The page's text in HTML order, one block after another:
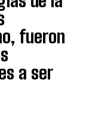
fueron
a ser